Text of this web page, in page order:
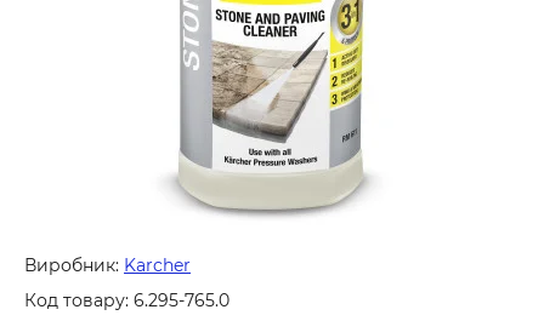
Виробник: Karcher
Код товару: 6.295-765.0